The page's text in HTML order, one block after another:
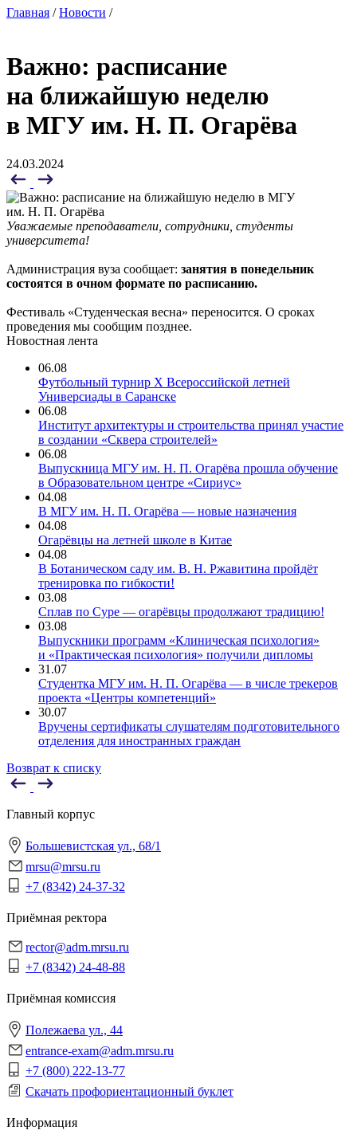
Главная /Новости /
Важно: расписание
на ближайшую неделю
в МГУ им. Н. П. Огарёва
24.03.2024
Уважаемые преподаватели, сотрудники, студенты
университета!
Администрация вуза сообщает: занятия в понедельник
состоятся в очном формате по расписанию.
Фестиваль «Студенческая весна» переносится. О сроках
проведения мы сообщим позднее.
Новостная лента
06.08
Футбольный турнир X Всероссийской летней
Универсиады в Саранске
06.08
Институт архитектуры и строительства принял участие
в создании «Сквера строителей»
06.08
Выпускница МГУ им. Н. П. Огарёва прошла обучение
в Образовательном центре «Сириус»
04.08
В МГУ им. Н. П. Огарёва — новые назначения
04.08
Огарёвцы на летней школе в Китае
04.08
В Ботаническом саду им. В. Н. Ржавитина пройдёт
тренировка по гибкости!
03.08
Сплав по Суре — огарёвцы продолжают традицию!
03.08
Выпускники программ «Клиническая психология»
и «Практическая психология» получили дипломы
31.07
Студентка МГУ им. Н. П. Огарёва — в числе трекеров
проекта «Центры компетенций»
30.07
Вручены сертификаты слушателям подготовительного
отделения для иностранных граждан
Возврат к списку
Главный корпус
Большевистская ул., 68/1
mrsu@mrsu.ru
+7 (8342) 24-37-32
Приёмная ректора
rector@adm.mrsu.ru
+7 (8342) 24-48-88
Приёмная комиссия
Полежаева ул., 44
entrance-exam@adm.mrsu.ru
+7 (800) 222-13-77
Скачать профориентационный буклет
Информация